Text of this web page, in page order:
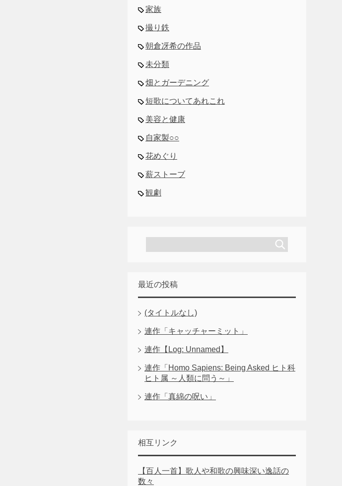
家族
撮り鉄
朝倉冴希の作品
未分類
畑とガーデニング
短歌についてあれこれ
美容と健康
自家製○○
花めぐり
薪ストーブ
観劇
最近の投稿
(タイトルなし)
連作「キャッチャーミット」
連作【Log: Unnamed】
連作「Homo Sapiens: Being Asked ヒト科
ヒト属 ～人類に問う～」
連作「真綿の呪い」
相互リンク
【百人一首】歌人や和歌の興味深い逸話の
数々